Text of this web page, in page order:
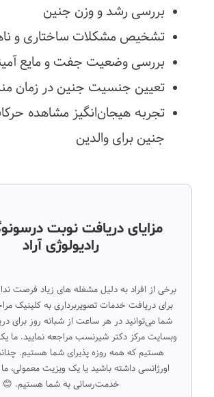
بررسی رشد و وزن جنین
تشخیص مشکلات ساختاری و
بررسی وضعیت جفت و مایع
تعیین جنسیت جنین در زمان
تجربه هیجان‌انگیز مشاهده
جنین برای والدین
مزایای دریافت نوبت
رادیولوژی آراد
برخی از افراد به دلیل مشغله های زیاد فرصت
برای دریافت خدمات تصویربرداری به کلینیک
شما می‌توانید در هر ساعت از شبانه روز برای
وبسایت مرکز دکتر شیرنسب مراجعه نمایید.
هستیم که همه روزه پذیرای شما هستیم.
اورژانسی داشته باشید یا یک ویزیت معمولی،
خدمت‌رسانی به شما هستیم. 😊